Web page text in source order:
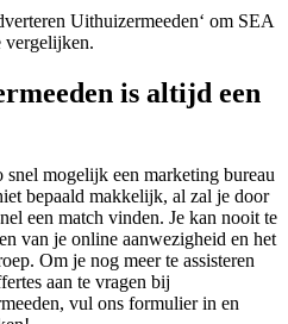
Uithuizermeeden‘ om SEA
vergelijken.
is altijd een
mogelijk een marketing bureau
bepaald makkelijk, al zal je door
een match vinden. Je kan nooit te
van je online aanwezigheid en het
Om je nog meer te assisteren
aan te vragen bij
vul ons formulier in en